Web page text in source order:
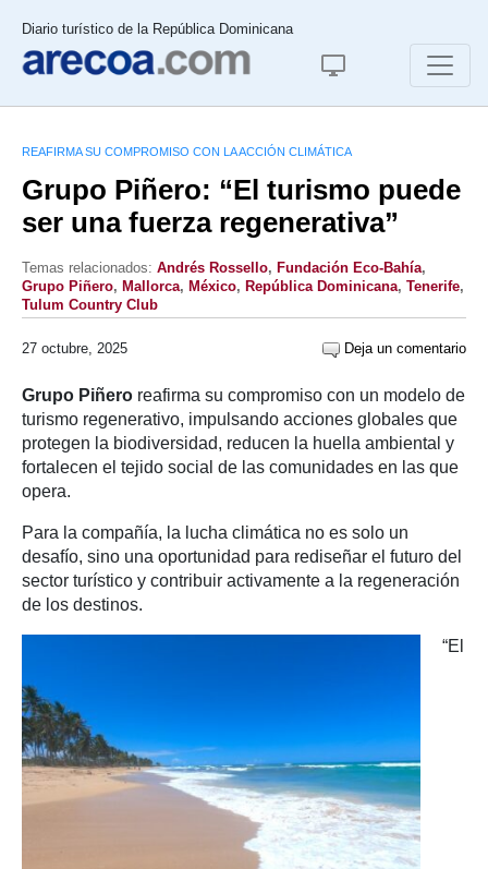
Diario turístico de la República Dominicana
REAFIRMA SU COMPROMISO CON LA ACCIÓN CLIMÁTICA
Grupo Piñero: “El turismo puede
ser una fuerza regenerativa”
Temas relacionados: Andrés Rossello, Fundación Eco-Bahía,
Grupo Piñero, Mallorca, México, República Dominicana, Tenerife,
Tulum Country Club
27 octubre, 2025 Deja un comentario
Grupo Piñero reafirma su compromiso con un modelo de
turismo regenerativo, impulsando acciones globales que
protegen la biodiversidad, reducen la huella ambiental y
fortalecen el tejido social de las comunidades en las que
opera.
Para la compañía, la lucha climática no es solo un
desafío, sino una oportunidad para rediseñar el futuro del
sector turístico y contribuir activamente a la regeneración
de los destinos.
“El